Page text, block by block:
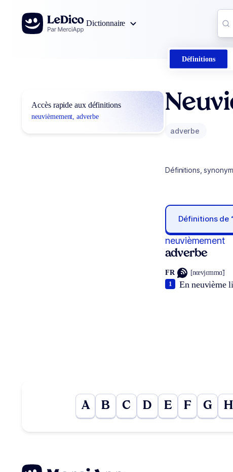
Aller au contenu
Dictionnaire
Définitions
Accès rapide aux définitions
neuvièmement, adverbe
adverbe
Définitions,
Définitions de
neuvièmement
adverbe
FR [nœvjɛmmɑ̃]
En neuvième
1
A B C D E F G H